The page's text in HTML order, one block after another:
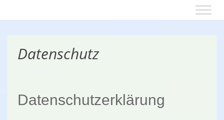
Datenschutz
Datenschutzerklärung